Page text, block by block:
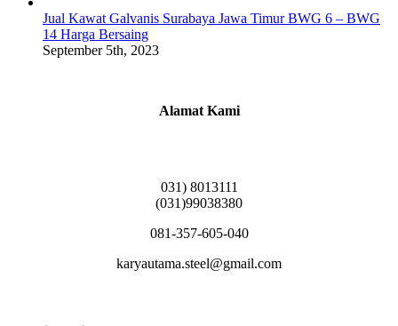
Jual Kawat Galvanis Surabaya Jawa Timur BWG 6 – BWG
14 Harga Bersaing
September 5th, 2023
Alamat Kami
031) 8013111
(031)99038380
081-357-605-040
karyautama.steel@gmail.com